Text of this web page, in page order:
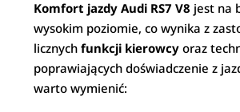
Komfort jazdy Audi RS7 V8 jest na
wysokim poziomie, co wynika z
licznychfunkcji kierowcy oraz
poprawiających doświadczenie z
warto wymienić: